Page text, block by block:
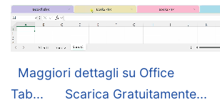
Maggiori dettagli su Office
Tab...
Scarica Gratuitamente...